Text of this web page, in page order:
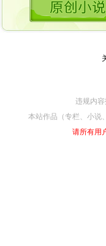
违规内
本站作品（专栏、小说
请所有用